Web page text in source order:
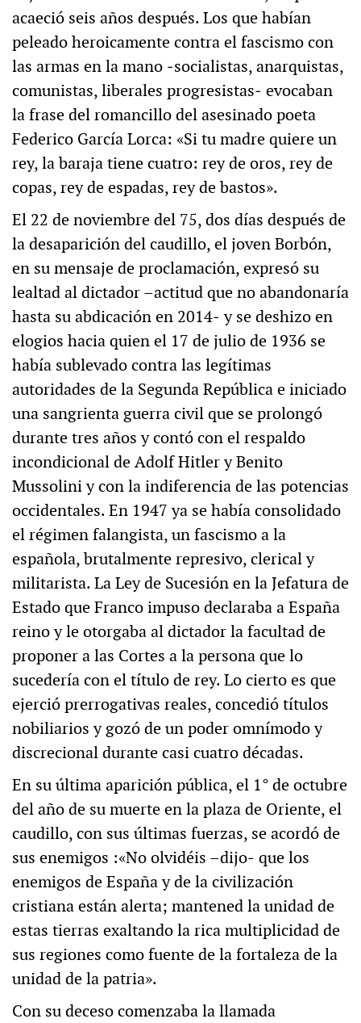
acaeció seis años después. Los que habían
peleado heroicamente contra el fascismo con
las armas en la mano ‒socialistas, anarquistas,
comunistas, liberales progresistas‒ evocaban
la frase del romancillo del asesinado poeta
Federico García Lorca: «Si tu madre quiere un
rey, la baraja tiene cuatro: rey de oros, rey de
copas, rey de espadas, rey de bastos».
El 22 de noviembre del 75, dos días después de
la desaparición del caudillo, el joven Borbón,
en su mensaje de proclamación, expresó su
lealtad al dictador –actitud que no abandonaría
hasta su abdicación en 2014‒ y se deshizo en
elogios hacia quien el 17 de julio de 1936 se
había sublevado contra las legítimas
autoridades de la Segunda República e iniciado
una sangrienta guerra civil que se prolongó
durante tres años y contó con el respaldo
incondicional de Adolf Hitler y Benito
Mussolini y con la indiferencia de las potencias
occidentales. En 1947 ya se había consolidado
el régimen falangista, un fascismo a la
española, brutalmente represivo, clerical y
militarista. La Ley de Sucesión en la Jefatura de
Estado que Franco impuso declaraba a España
reino y le otorgaba al dictador la facultad de
proponer a las Cortes a la persona que lo
sucedería con el título de rey. Lo cierto es que
ejerció prerrogativas reales, concedió títulos
nobiliarios y gozó de un poder omnímodo y
discrecional durante casi cuatro décadas.
En su última aparición pública, el 1° de octubre
del año de su muerte en la plaza de Oriente, el
caudillo, con sus últimas fuerzas, se acordó de
sus enemigos :«No olvidéis –dijo‒ que los
enemigos de España y de la civilización
cristiana están alerta; mantened la unidad de
estas tierras exaltando la rica multiplicidad de
sus regiones como fuente de la fortaleza de la
unidad de la patria».
Con su deceso comenzaba la llamada